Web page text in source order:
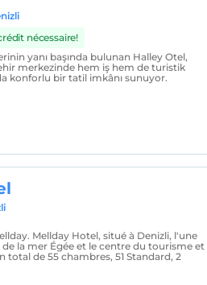
nécessaire!
yanı başında bulunan Halley Otel,
merkezinde hem iş hem de turistik
konforlu bir tatil imkânı sunuyor.
Mellday Hotel, situé à Denizli, l'une
la mer Égée et le centre du tourisme et
total de 55 chambres, 51 Standard, 2